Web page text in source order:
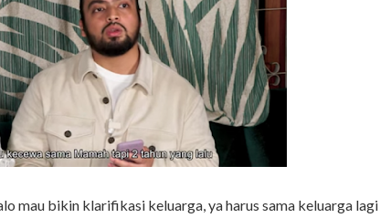
mau bikin klarifikasi keluarga, ya harus sama keluarga lagi